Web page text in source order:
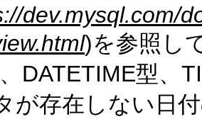
dev.mysql.com/
)を参照し
DATETIME型、
が存在しない日